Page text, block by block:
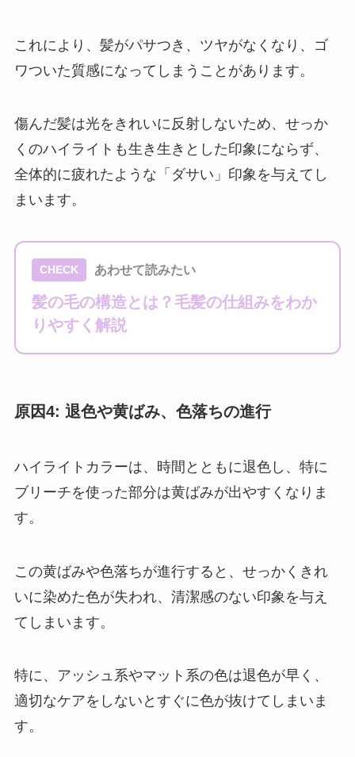
これにより、髪がパサつき、ツヤがなくなり、ゴ
ワついた質感になってしまうことがあります。
傷んだ髪は光をきれいに反射しないため、せっか
くのハイライトも生き生きとした印象にならず、
全体的に疲れたような「ダサい」印象を与えてし
まいます。
CHECK あわせて読みたい
髪の毛の構造とは？毛髪の仕組みをわか
りやすく解説
原因4: 退色や黄ばみ、色落ちの進行
ハイライトカラーは、時間とともに退色し、特に
ブリーチを使った部分は黄ばみが出やすくなりま
す。
この黄ばみや色落ちが進行すると、せっかくきれ
いに染めた色が失われ、清潔感のない印象を与え
てしまいます。
特に、アッシュ系やマット系の色は退色が早く、
適切なケアをしないとすぐに色が抜けてしまいま
す。